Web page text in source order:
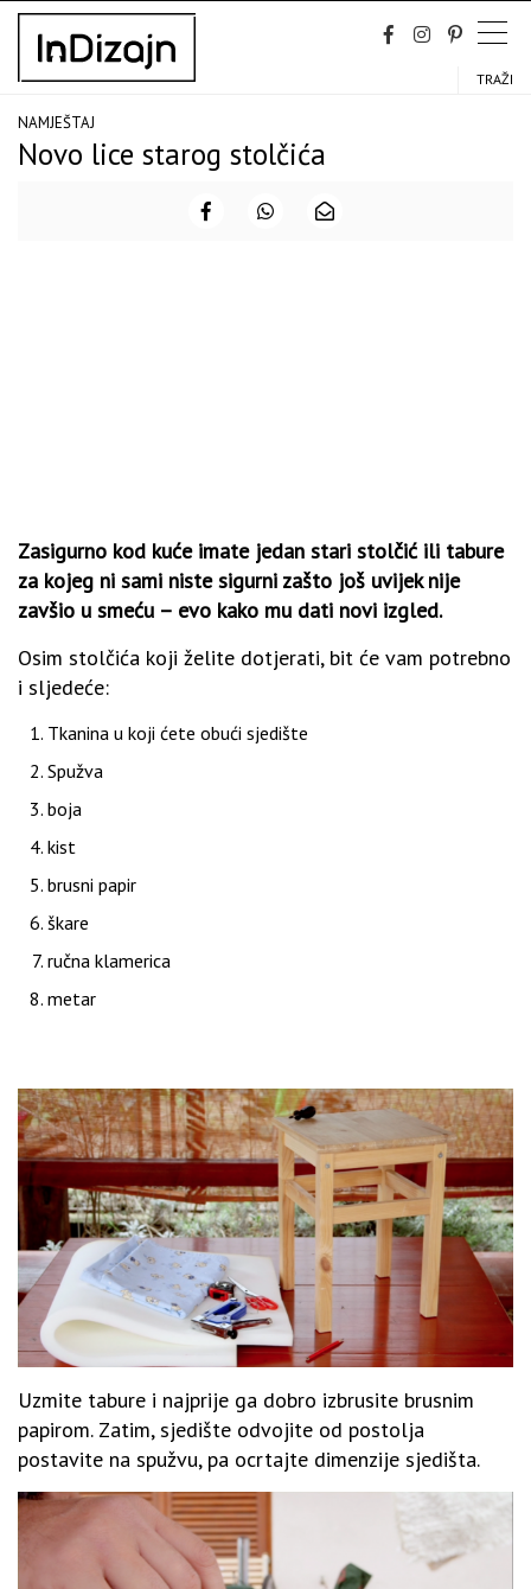
Skip
content
TRAŽI
NAMJEŠTAJ
Novo lice starog stolčića
Zasigurno kod kuće imate jedan stari stolčić ili tabure
za kojeg ni sami niste sigurni zašto još uvijek nije
zavšio u smeću – evo kako mu dati novi izgled.
Osim stolčića koji želite dotjerati, bit će vam potrebno
i sljedeće:
Tkanina u koji ćete obući sjedište
Spužva
boja
kist
brusni papir
škare
ručna klamerica
metar
Uzmite tabure i najprije ga dobro izbrusite brusnim
papirom. Zatim, sjedište odvojite od postolja
postavite na spužvu, pa ocrtajte dimenzije sjedišta.